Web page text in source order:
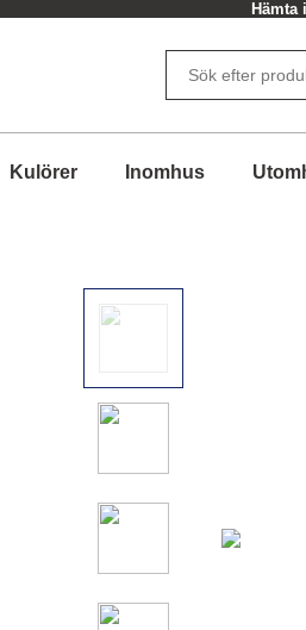
Kulörer Inomhus